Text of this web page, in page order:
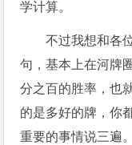
学计算。
不过我想和各
句，基本上在河牌
分之百的胜率，也
的是多好的牌，你都
重要的事情说三遍。